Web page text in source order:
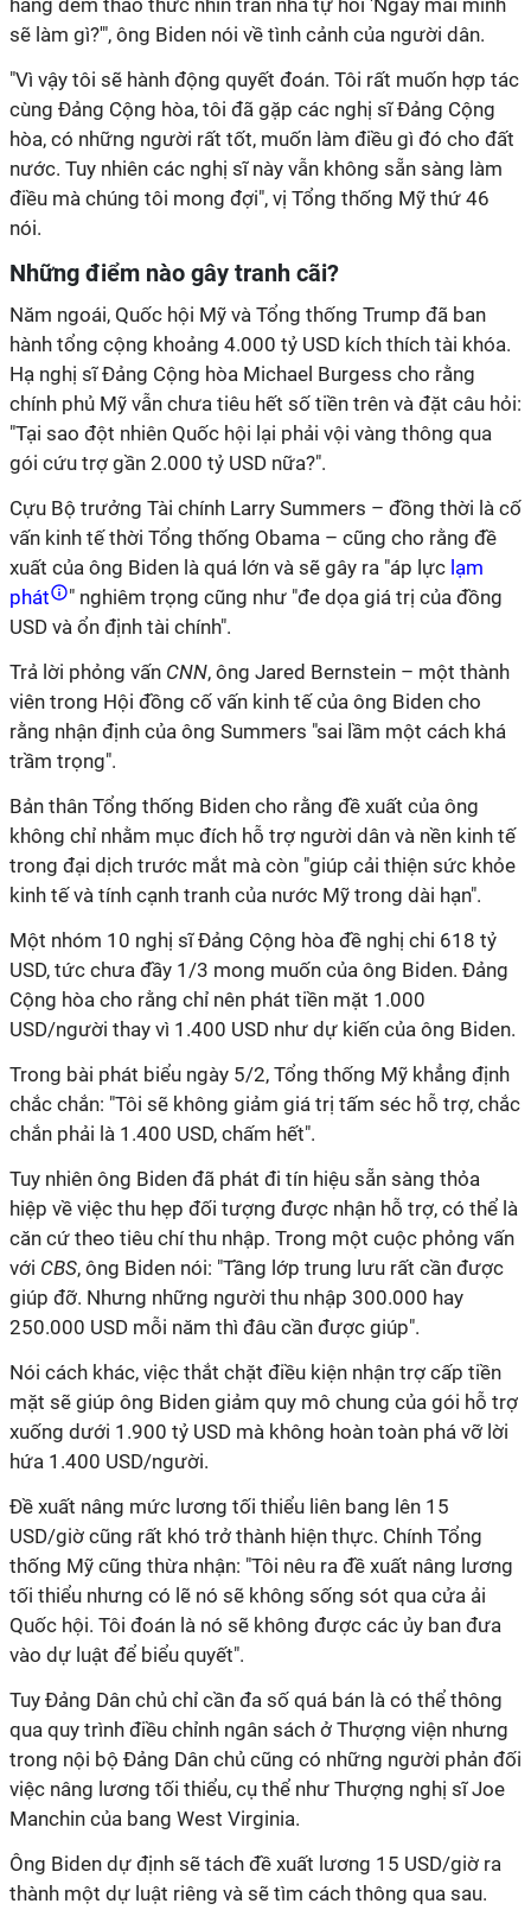
hàng đêm thao thức nhìn trần nhà tự hỏi 'Ngày mai mình
sẽ làm gì?'", ông Biden nói về tình cảnh của người dân.
"Vì vậy tôi sẽ hành động quyết đoán. Tôi rất muốn hợp tác
cùng Đảng Cộng hòa, tôi đã gặp các nghị sĩ Đảng Cộng
hòa, có những người rất tốt, muốn làm điều gì đó cho đất
nước. Tuy nhiên các nghị sĩ này vẫn không sẵn sàng làm
điều mà chúng tôi mong đợi", vị Tổng thống Mỹ thứ 46
nói.
Những điểm nào gây tranh cãi?
Năm ngoái, Quốc hội Mỹ và Tổng thống Trump đã ban
hành tổng cộng khoảng 4.000 tỷ USD kích thích tài khóa.
Hạ nghị sĩ Đảng Cộng hòa Michael Burgess cho rằng
chính phủ Mỹ vẫn chưa tiêu hết số tiền trên và đặt câu hỏi:
"Tại sao đột nhiên Quốc hội lại phải vội vàng thông qua
gói cứu trợ gần 2.000 tỷ USD nữa?".
Cựu Bộ trưởng Tài chính Larry Summers – đồng thời là cố
vấn kinh tế thời Tổng thống Obama – cũng cho rằng đề
xuất của ông Biden là quá lớn và sẽ gây ra "áp lực lạm
phát
" nghiêm trọng cũng như "đe dọa giá trị của đồng
USD và ổn định tài chính".
Trả lời phỏng vấn CNN, ông Jared Bernstein – một thành
viên trong Hội đồng cố vấn kinh tế của ông Biden cho
rằng nhận định của ông Summers "sai lầm một cách khá
trầm trọng".
Bản thân Tổng thống Biden cho rằng đề xuất của ông
không chỉ nhằm mục đích hỗ trợ người dân và nền kinh tế
trong đại dịch trước mắt mà còn "giúp cải thiện sức khỏe
kinh tế và tính cạnh tranh của nước Mỹ trong dài hạn".
Một nhóm 10 nghị sĩ Đảng Cộng hòa đề nghị chi 618 tỷ
USD, tức chưa đầy 1/3 mong muốn của ông Biden. Đảng
Cộng hòa cho rằng chỉ nên phát tiền mặt 1.000
USD/người thay vì 1.400 USD như dự kiến của ông Biden.
Trong bài phát biểu ngày 5/2, Tổng thống Mỹ khẳng định
chắc chắn: "Tôi sẽ không giảm giá trị tấm séc hỗ trợ, chắc
chắn phải là 1.400 USD, chấm hết".
Tuy nhiên ông Biden đã phát đi tín hiệu sẵn sàng thỏa
hiệp về việc thu hẹp đối tượng được nhận hỗ trợ, có thể là
căn cứ theo tiêu chí thu nhập. Trong một cuộc phỏng vấn
với CBS, ông Biden nói: "Tầng lớp trung lưu rất cần được
giúp đỡ. Nhưng những người thu nhập 300.000 hay
250.000 USD mỗi năm thì đâu cần được giúp".
Nói cách khác, việc thắt chặt điều kiện nhận trợ cấp tiền
mặt sẽ giúp ông Biden giảm quy mô chung của gói hỗ trợ
xuống dưới 1.900 tỷ USD mà không hoàn toàn phá vỡ lời
hứa 1.400 USD/người.
Đề xuất nâng mức lương tối thiểu liên bang lên 15
USD/giờ cũng rất khó trở thành hiện thực. Chính Tổng
thống Mỹ cũng thừa nhận: "Tôi nêu ra đề xuất nâng lương
tối thiểu nhưng có lẽ nó sẽ không sống sót qua cửa ải
Quốc hội. Tôi đoán là nó sẽ không được các ủy ban đưa
vào dự luật để biểu quyết".
Tuy Đảng Dân chủ chỉ cần đa số quá bán là có thể thông
qua quy trình điều chỉnh ngân sách ở Thượng viện nhưng
trong nội bộ Đảng Dân chủ cũng có những người phản đối
việc nâng lương tối thiểu, cụ thể như Thượng nghị sĩ Joe
Manchin của bang West Virginia.
Ông Biden dự định sẽ tách đề xuất lương 15 USD/giờ ra
thành một dự luật riêng và sẽ tìm cách thông qua sau.